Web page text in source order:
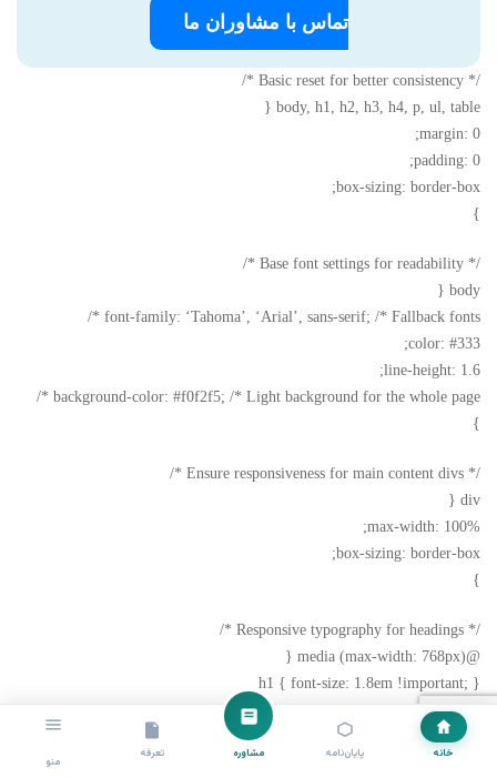
خانه پایان‌نامه مشاوره تعرفه
منو
تماس با مشاوران ما
/* Basic reset for better consistency */
body, h1, h2, h3, h4, p, ul, table {
margin: 0;
padding: 0;
box-sizing: border-box;
}
/* Base font settings for readability */
body {
font-family: ‘Tahoma’, ‘Arial’, sans-serif; /* Fallback fonts */
color: #333;
line-height: 1.6;
background-color: #f0f2f5; /* Light background for the whole page */
}
/* Ensure responsiveness for main content divs */
div {
max-width: 100%;
box-sizing: border-box;
}
/* Responsive typography for headings */
@media (max-width: 768px) {
h1 { font-size: 1.8em !important; }
h2 { font-size: 1.5em !important; }
h3 { font-size: 1.2em !important; }
p, ul, table, td, th { font-size: 0.95em !important; }